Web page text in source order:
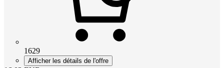
1629
Afficher les détails de l'offre